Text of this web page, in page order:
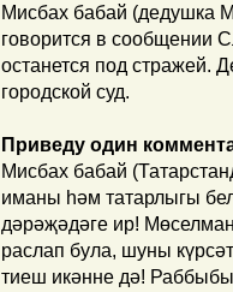
Мисбах бабай (дедушка
говорится в сообщении
останется под стражей.
городской суд.
Приведу один
Мисбах бабай
иманы һәм татарлыгы
дәрәҗәдәге ир!
раслап була, шуны
тиеш икәнне дә!